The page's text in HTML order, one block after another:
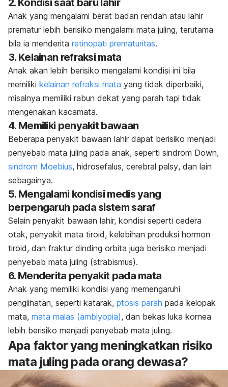
Anak yang mengalami berat badan rendah atau lahir
prematur lebih berisiko mengalami mata juling, terutama
bila ia menderita retinopati prematuritas.
3. Kelainan refraksi mata
Anak akan lebih berisiko mengalami kondisi ini bila
memiliki kelainan refraksi mata yang tidak diperbaiki,
misalnya memiliki rabun dekat yang parah tapi tidak
mengenakan kacamata.
4. Memiliki penyakit bawaan
Beberapa penyakit bawaan lahir dapat berisiko menjadi
penyebab mata juling pada anak, seperti sindrom Down,
sindrom Moebius, hidrosefalus, cerebral palsy, dan lain
sebagainya.
5. Mengalami kondisi medis yang
berpengaruh pada sistem saraf
Selain penyakit bawaan lahir, kondisi seperti cedera
otak, penyakit mata tiroid, kelebihan produksi hormon
tiroid, dan fraktur dinding orbita juga berisiko menjadi
penyebab mata juling (strabismus).
6. Menderita penyakit pada mata
Anak yang memiliki kondisi yang memengaruhi
penglihatan, seperti katarak, ptosis parah pada kelopak
mata, mata malas (amblyopia), dan bekas luka kornea
lebih berisiko menjadi penyebab mata juling.
Apa faktor yang meningkatkan risiko
mata juling pada orang dewasa?